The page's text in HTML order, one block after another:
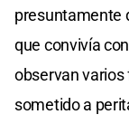
presuntamente
que convivía
observan varios
sometido a